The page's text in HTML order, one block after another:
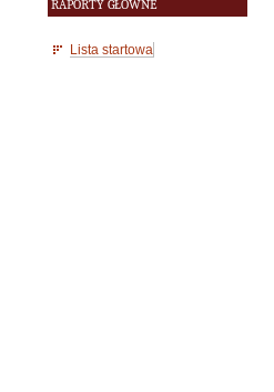
RAPORTY GŁÓWNE
Lista startowa